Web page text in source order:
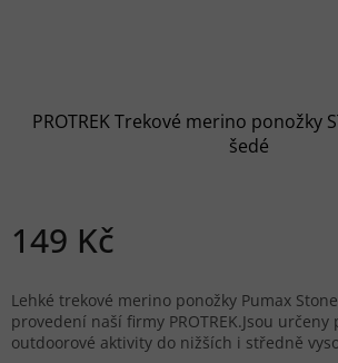
PROTREK Trekové merino ponožky
šedé
149 Kč
Lehké trekové merino ponožky Pumax
provedení naší firmy PROTREK.Jsou
outdoorové aktivity do nižších i středně